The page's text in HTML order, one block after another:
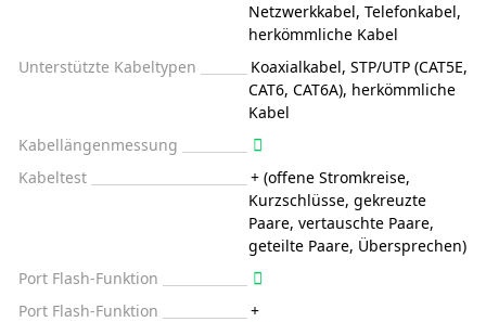
Netzwerkkabel, Telefonkabel,
herkömmliche Kabel
Unterstützte Kabeltypen
Koaxialkabel, STP/UTP (CAT5E,
CAT6, CAT6A), herkömmliche
Kabel
Kabellängenmessung
Kabeltest
+ (offene Stromkreise,
Kurzschlüsse, gekreuzte
Paare, vertauschte Paare,
geteilte Paare, Übersprechen)
Port Flash-Funktion
Port Flash-Funktion
+